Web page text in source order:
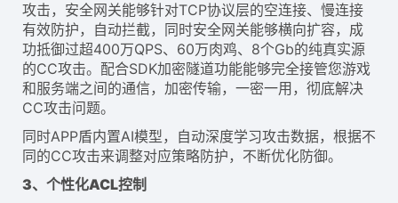
攻击，安全网关能够针对TCP协议层的空连接、慢连接
有效防护，自动拦截，同时安全网关能够横向扩容，成
功抵御过超400万QPS、60万肉鸡、8个Gb的纯真实源
的CC攻击。配合SDK加密隧道功能能够完全接管您游戏
和服务端之间的通信，加密传输，一密一用，彻底解决
CC攻击问题。
同时APP盾内置AI模型，自动深度学习攻击数据，根据不
同的CC攻击来调整对应策略防护，不断优化防御。
3、 个性化ACL控制